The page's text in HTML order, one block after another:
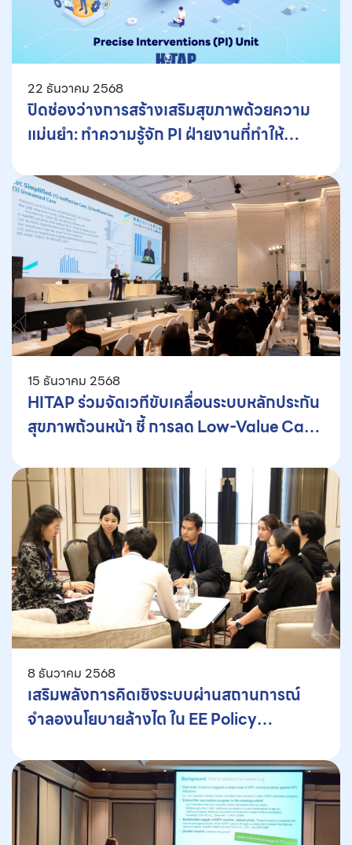
22 ธันวาคม 2568
ปิดช่องว่างการสร้างเสริมสุขภาพด้วยความ
แม่นยำ: ทำความรู้จัก PI ฝ่ายงานที่ทำให้
15 ธันวาคม 2568
HITAP ร่วมจัดเวทีขับเคลื่อนระบบหลักประกัน
สุขภาพถ้วนหน้า ชี้ การลด Low-Value Care
คลังด้านสุขภาพ
8 ธันวาคม 2568
เสริมพลังการคิดเชิงระบบผ่านสถานการณ์
จำลองนโยบายล้างไต ใน EE Policy